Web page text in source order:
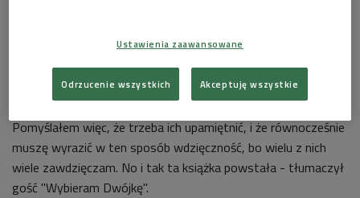
Adam Zagajewski,Stanisław Barańczak
Jaworski,Julian Kornhauser,Ryszard KrynickiiJerzy
Kronhold. -Jest to galeria poetów coraz bardziej
zapomnianych; poetów generacji, która już odchodzi.
Pomyślałem więc, że trzeba ich upamiętnić, i że równocześnie
muszę wyrazić w ten sposób wdzięczność, bo wielu z nich
wiele zawdzięczam. No i tak ta książka powstała - tłumaczył
gość "Wybieram Dwójkę".
Ustawienia zaawansowane
Odrzucenie wszystkich Akceptuję wszystkie